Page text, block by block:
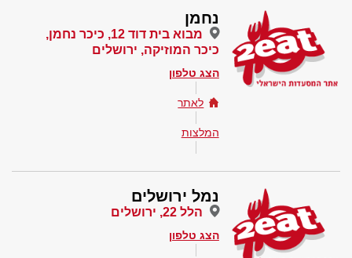
נחמן
מבוא בית דוד 12, כיכר נחמן,
כיכר המוזיקה, ירושלים
הצג טלפון
לאתר
המלצות
נמל ירושלים
הלל 22, ירושלים
הצג טלפון